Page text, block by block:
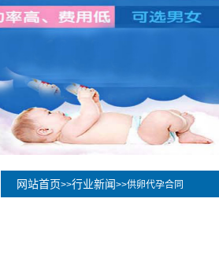
网站首页>>行业新闻>>供卵代孕合同